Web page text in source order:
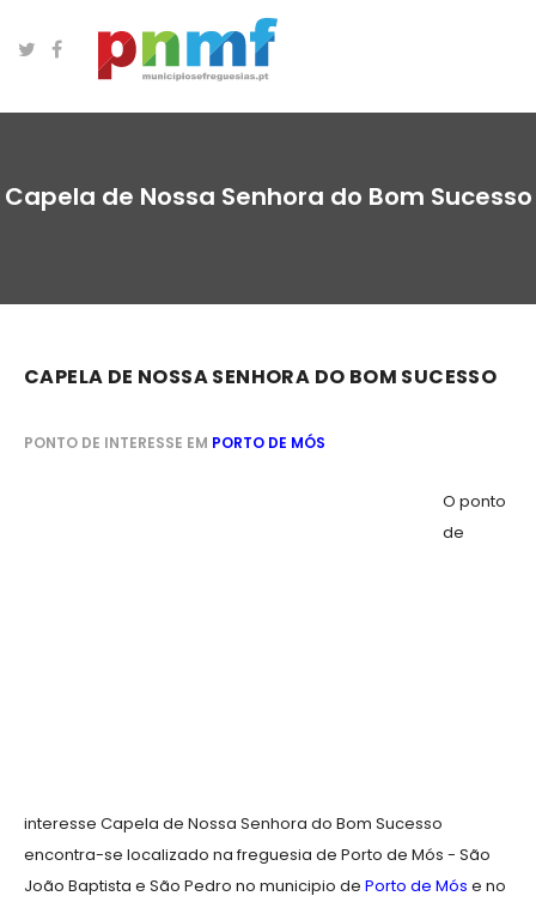
Capela de Nossa Senhora do Bom Sucesso
CAPELA DE NOSSA SENHORA DO BOM SUCESSO
PONTO DE INTERESSE EM PORTO DE MÓS
O ponto
de
interesse Capela de Nossa Senhora do Bom Sucesso
encontra-se localizado na freguesia de Porto de Mós - São
João Baptista e São Pedro no municipio de Porto de Mós e no